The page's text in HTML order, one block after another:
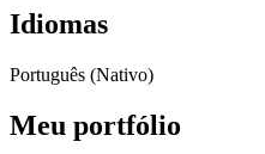
Idiomas
Português (Nativo)
Meu portfólio